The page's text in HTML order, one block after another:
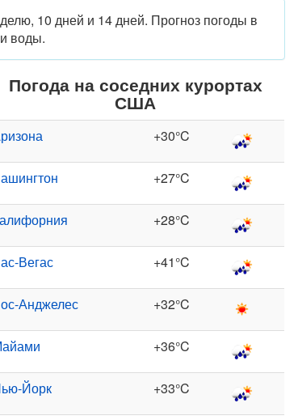
10 дней и 14 дней. Прогноз погоды в
воды.
Погода на соседних курортах
США
+30°C
+27°C
+28°C
Вегас +41°C
Анджелес +32°C
+36°C
Йорк +33°C